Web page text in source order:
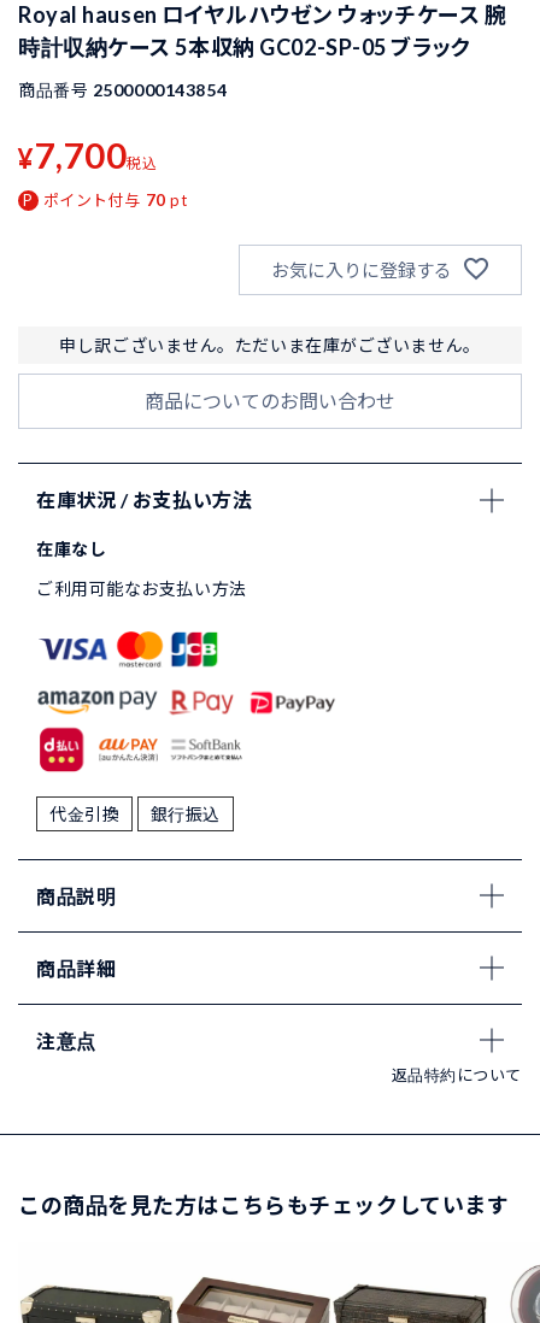
Royal hausen ロイヤルハウゼン ウォッチケース 腕
時計収納ケース 5本収納 GC02-SP-05 ブラック
商品番号 2500000143854
¥7,700税込
ポイント付与 70 pt
お気に入りに登録する
申し訳ございません。ただいま在庫がございません。
商品についてのお問い合わせ
在庫状況 / お支払い方法
在庫なし
ご利用可能なお支払い方法
代金引換 銀行振込
商品説明
商品詳細
注意点
返品特約について
この商品を見た方はこちらもチェックしています